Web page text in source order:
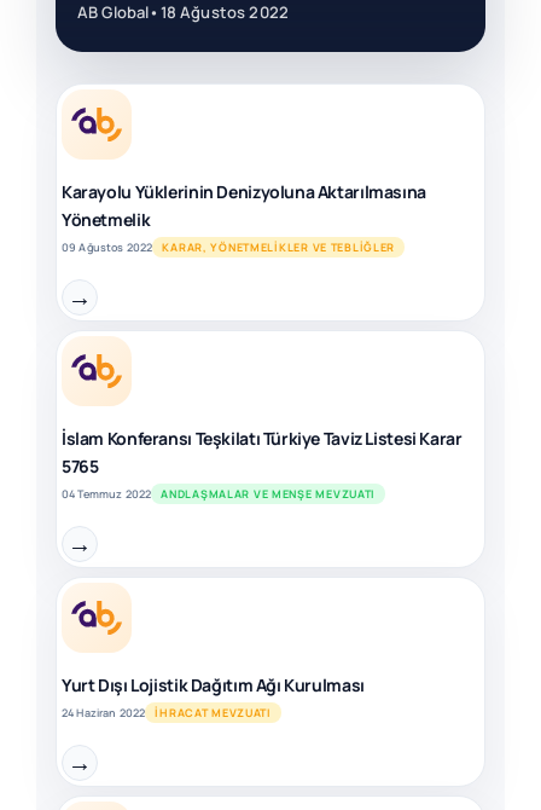
AB Global• 18 Ağustos 2022
Karayolu Yüklerinin Denizyoluna Aktarılmasına
Yönetmelik
09 Ağustos 2022 KARAR, YÖNETMELIKLER VE TEBLIĞLER
→
İslam Konferansı Teşkilatı Türkiye Taviz Listesi Karar
5765
04 Temmuz 2022 ANDLAŞMALAR VE MENŞE MEVZUATI
→
Yurt Dışı Lojistik Dağıtım Ağı Kurulması
24 Haziran 2022 İHRACAT MEVZUATI
→